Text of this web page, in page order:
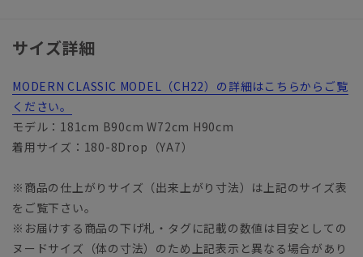
サイズ詳細
MODERN CLASSIC MODEL（CH22）の詳細はこちらからご覧
ください。
モデル：181cm B90cm W72cm H90cm
着用サイズ：180-8Drop（YA7）
※商品の仕上がりサイズ（出来上がり寸法）は上記のサイズ表
をご覧下さい。
※お届けする商品の下げ札・タグに記載の数値は目安としての
ヌードサイズ（体の寸法）のため上記表示と異なる場合があり